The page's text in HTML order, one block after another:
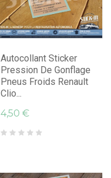
Autocollant Sticker
Pression De Gonflage
Pneus Froids Renault
Clio...
4,50 €